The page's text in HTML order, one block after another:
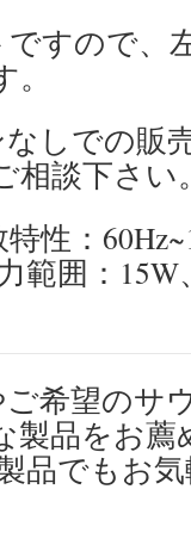
すので、
しでの販
相談下さい
性：
範囲：15W
希望のサ
製品をお
品でもお